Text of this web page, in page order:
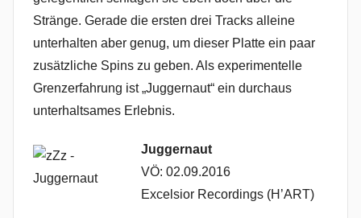
Stränge. Gerade die ersten drei Tracks alleine
unterhalten aber genug, um dieser Platte ein paar
zusätzliche Spins zu geben. Als experimentelle
Grenzerfahrung ist „Juggernaut“ ein durchaus
unterhaltsames Erlebnis.
Juggernaut
VÖ: 02.09.2016
Excelsior Recordings (H’ART)